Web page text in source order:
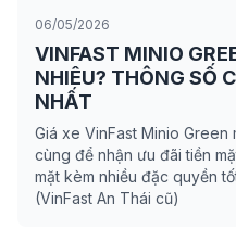
06/05/2026
VINFAST MINIO
NHIÊU? THÔNG SỐ
NHẤT
Giá xe VinFast Minio Green
cùng để nhận ưu đãi tiền
mặt kèm nhiều đặc quyền
(VinFast An Thái cũ)